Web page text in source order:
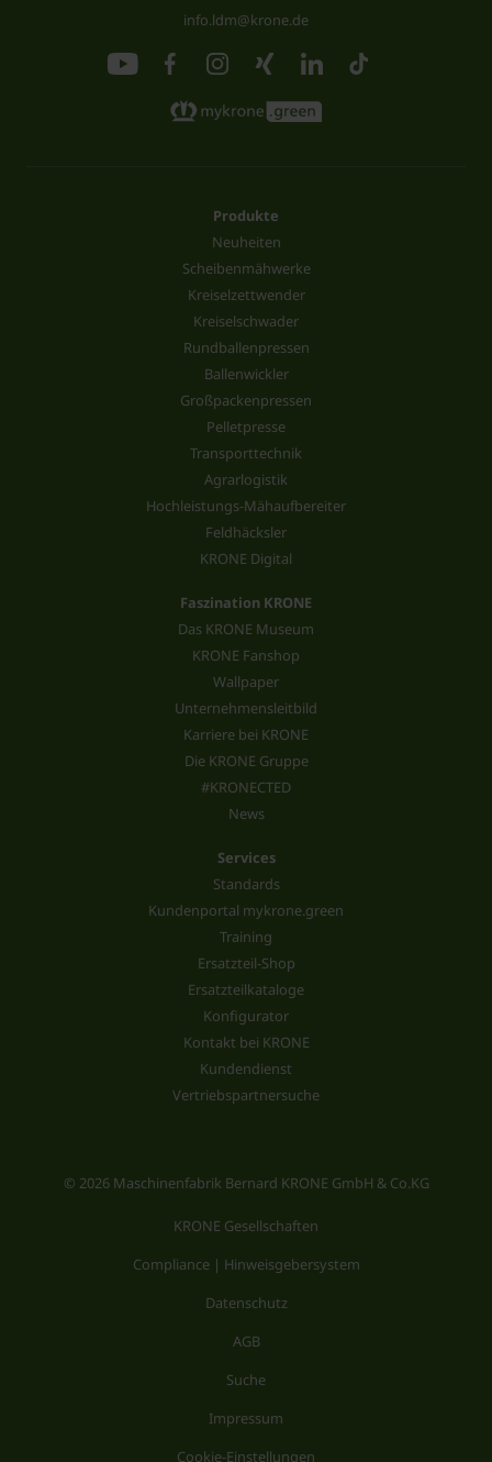
info.ldm@krone.de
Produkte
Neuheiten
Scheibenmähwerke
Kreiselzettwender
Kreiselschwader
Rundballenpressen
Ballenwickler
Großpackenpressen
Pelletpresse
Transporttechnik
Agrarlogistik
Hochleistungs-Mähaufbereiter
Feldhäcksler
KRONE Digital
Faszination KRONE
Das KRONE Museum
KRONE Fanshop
Wallpaper
Unternehmensleitbild
Karriere bei KRONE
Die KRONE Gruppe
#KRONECTED
News
Services
Standards
Kundenportal mykrone.green
Training
Ersatzteil-Shop
Ersatzteilkataloge
Konfigurator
Kontakt bei KRONE
Kundendienst
Vertriebspartnersuche
© 2026 Maschinenfabrik Bernard KRONE GmbH & Co.KG
KRONE Gesellschaften
Compliance | Hinweisgebersystem
Datenschutz
AGB
Suche
Impressum
Cookie-Einstellungen